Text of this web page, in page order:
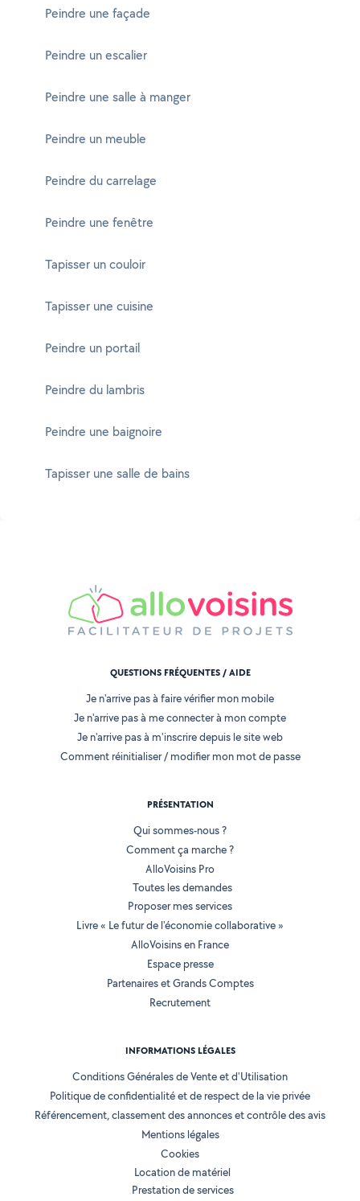
Peindre une façade
Peindre un escalier
Peindre une salle à manger
Peindre un meuble
Peindre du carrelage
Peindre une fenêtre
Tapisser un couloir
Tapisser une cuisine
Peindre un portail
Peindre du lambris
Peindre une baignoire
Tapisser une salle de bains
QUESTIONS FRÉQUENTES / AIDE
Je n'arrive pas à faire vérifier mon mobile
Je n'arrive pas à me connecter à mon compte
Je n'arrive pas à m'inscrire depuis le site web
Comment réinitialiser / modifier mon mot de passe
PRÉSENTATION
Qui sommes-nous ?
Comment ça marche ?
AlloVoisins Pro
Toutes les demandes
Proposer mes services
Livre « Le futur de l'économie collaborative »
AlloVoisins en France
Espace presse
Partenaires et Grands Comptes
Recrutement
INFORMATIONS LÉGALES
Conditions Générales de Vente et d'Utilisation
Politique de confidentialité et de respect de la vie privée
Référencement, classement des annonces et contrôle des avis
Mentions légales
Cookies
Location de matériel
Prestation de services